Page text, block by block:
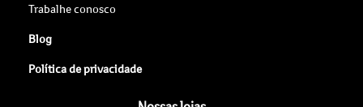
Trabalhe conosco
Blog
Política de privacidade